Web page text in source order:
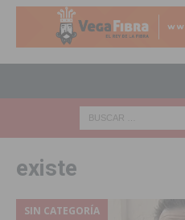
existe
SIN CATEGORÍA